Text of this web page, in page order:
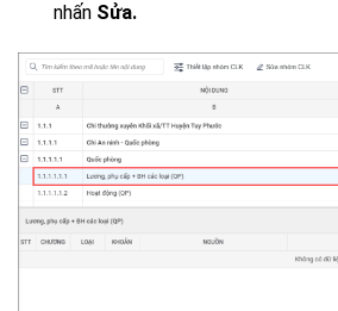
nhấn Sửa.